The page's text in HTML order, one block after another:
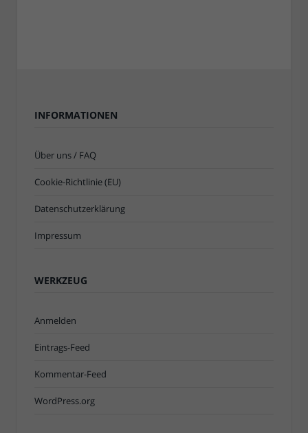
INFORMATIONEN
Über uns / FAQ
Cookie-Richtlinie (EU)
Datenschutzerklärung
Impressum
WERKZEUG
Anmelden
Eintrags-Feed
Kommentar-Feed
WordPress.org